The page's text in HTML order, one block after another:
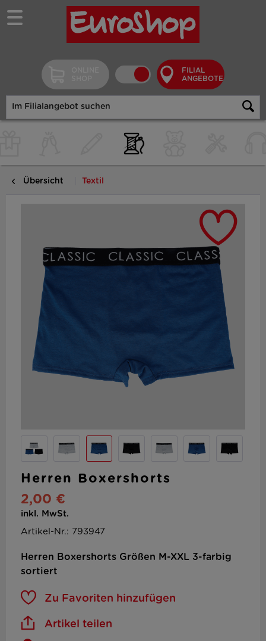
FILIAL
ANGEBOTE
Übersicht Textil
Herren Boxershorts
2,00 €
inkl. MwSt.
Artikel-Nr.: 793947
Herren Boxershorts Größen M-XXL 3-farbig
sortiert
Zu Favoriten hinzufügen
Artikel teilen